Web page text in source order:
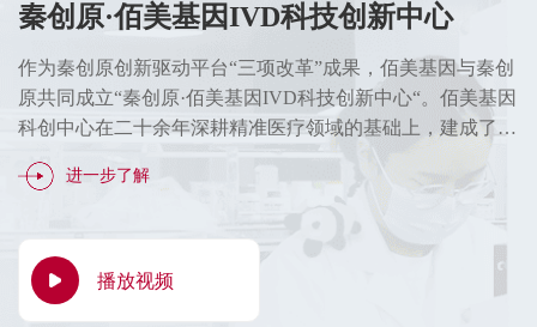
秦创原·佰美基因IVD科技创新中心
作为秦创原创新驱动平台“三项改革”成果，佰美基因与秦创
原共同成立“秦创原·佰美基因IVD科技创新中心“。佰美基因
科创中心在二十余年深耕精准医疗领域的基础上，建成了具
有国际先进水平的生命组学与精准医疗技术平台，配备了系
列国际高端仪器设备。
进一步了解
播放视频
子痫前期技术
子痫前期（preeclampsia）是导致世界范围内孕产妇和胎儿/
新生儿患病和死亡的主要原因之一。佰美基因利用单分子蛋
白阵列检测技术（Simoa），建立了可对患者血清中极微量
（fg/mL级别）的分子标志物进行检测的方法；通过5万余例
临床样本，建立了血清标志物联合其他临床指标的孕早期筛
查模型，将子痫前期风险评估时间点提早至孕早期（11
周），对于子痫前期的早期筛查和预防具有重大价值。
感染性疾病精准诊疗
佰美基因依托高通量测序平台、传统微生物检测平台以及超
算平台，构建临床病原菌株基因组数据库和抗感染药物转录
组数据库，基于自有组学数据库与深度学习模型的宏基因组
（mNGS）和靶向高通量测序技术（tNGS），可实现数据分
析软件智能化、病原鉴定精准化与治疗精细化，为感染诊疗
提供整体解决方案。
妇科微生物
针对与女性下生殖道感染密切相关的34种微生物，包含乳酸
杆菌、细菌性阴道病致病菌、真菌性阴道炎病原体、性传播
疾病以及需氧性阴道病致病微生物等，利用多重荧光定量
PCR技术，开发了一种具有超高灵敏度与准确性的妇科微生
物诊疗系统，为女性下生殖道感染性疾病的精准诊断和个体
化诊疗提供了新的、有效的筛查策略。
超多重PCR技术的开发
荧光定量PCR是目前应用广泛的核酸检测技术，但其所能检
测的靶序列数目有限。佰美基因将多色荧光探针和熔解曲线
结合，建立了可在一管反应检测20个以上靶标的超多重荧光
PCR技术。该技术在保留荧光PCR优点的同时，极大提高了
检测通量，可为复杂疾病多靶点检测提供一种简便、快速、
进一步了解
播放视频
中枢神经系统肿瘤液体活检技术的开发
针对与中枢神经系统肿瘤分型、诊断、预后预测或疗效监控
相关的基因突变标志物，如IDH突变、TERT突变、
CTNNB1突变等，将锁核苷酸（LNA）修饰的阻滞探针技术
与多重数字PCR相结合，建立了具有超高灵敏度和特异性的
基因突变检测技术，可对患者脑脊液或血液中低至0.01%的
突变型循环肿瘤DNA（ctDNA）分子进行检测和定量。
“秦岭生态”基因库
佰美基因与西北大学合作，利用基因组测序等技术，以秦岭
地区具有重要经济、生态价值的特有植物和珍稀濒危植物为
研究对象，解析其遗传特性和基因密码，促进生物多样性保
护和物种演化。该项目服务于国家“一带一路”发展战略，有
助于科学研究、作物育种和资源植物的开发与利用，并为秦
岭植物资源的保护与利用进一步夯实科学基础。